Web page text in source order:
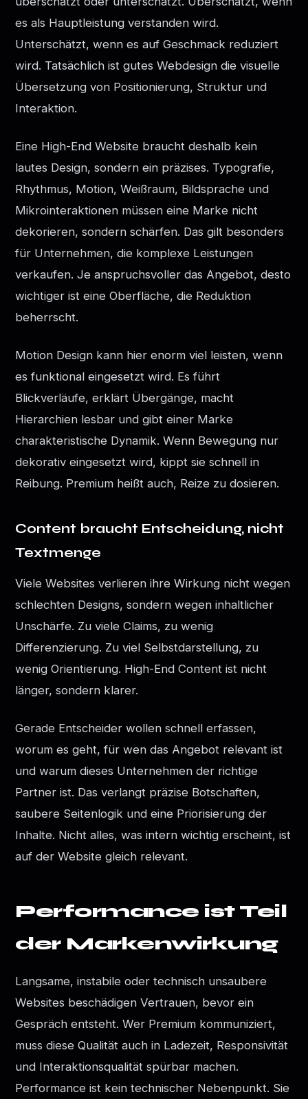
es als Hauptleistung verstanden wird.
Unterschätzt, wenn es auf Geschmack reduziert
wird. Tatsächlich ist gutes Webdesign die visuelle
Übersetzung von Positionierung, Struktur und
Interaktion.
Eine High-End Website braucht deshalb kein
lautes Design, sondern ein präzises. Typografie,
Rhythmus, Motion, Weißraum, Bildsprache und
Mikrointeraktionen müssen eine Marke nicht
dekorieren, sondern schärfen. Das gilt besonders
für Unternehmen, die komplexe Leistungen
verkaufen. Je anspruchsvoller das Angebot, desto
wichtiger ist eine Oberfläche, die Reduktion
beherrscht.
Motion Design kann hier enorm viel leisten, wenn
es funktional eingesetzt wird. Es führt
Blickverläufe, erklärt Übergänge, macht
Hierarchien lesbar und gibt einer Marke
charakteristische Dynamik. Wenn Bewegung nur
dekorativ eingesetzt wird, kippt sie schnell in
Reibung. Premium heißt auch, Reize zu dosieren.
Content braucht Entscheidung, nicht
Textmenge
Viele Websites verlieren ihre Wirkung nicht wegen
schlechten Designs, sondern wegen inhaltlicher
Unschärfe. Zu viele Claims, zu wenig
Differenzierung. Zu viel Selbstdarstellung, zu
wenig Orientierung. High-End Content ist nicht
länger, sondern klarer.
Gerade Entscheider wollen schnell erfassen,
worum es geht, für wen das Angebot relevant ist
und warum dieses Unternehmen der richtige
Partner ist. Das verlangt präzise Botschaften,
saubere Seitenlogik und eine Priorisierung der
Inhalte. Nicht alles, was intern wichtig erscheint, ist
auf der Website gleich relevant.
Performance ist Teil
der Markenwirkung
Langsame, instabile oder technisch unsaubere
Websites beschädigen Vertrauen, bevor ein
Gespräch entsteht. Wer Premium kommuniziert,
muss diese Qualität auch in Ladezeit, Responsivität
und Interaktionsqualität spürbar machen.
Performance ist kein technischer Nebenpunkt. Sie